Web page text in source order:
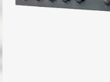
Referenzen